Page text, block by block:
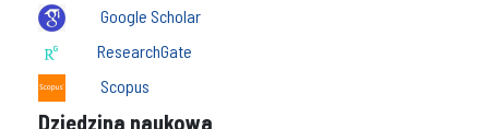
Google Scholar
ResearchGate
Scopus
Dziedzina naukowa